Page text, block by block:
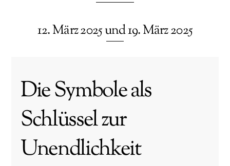
12. März 2025 und 19. März 2025
Die Symbole als
Schlüssel zur
Unendlichkeit